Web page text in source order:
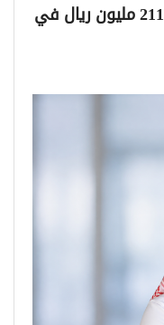
أرباح «المواساة الطبية» تتجاوز 211 مليون ريال في